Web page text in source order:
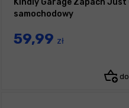
Kindly Garage Zapach
samochodowy
59,99 zł